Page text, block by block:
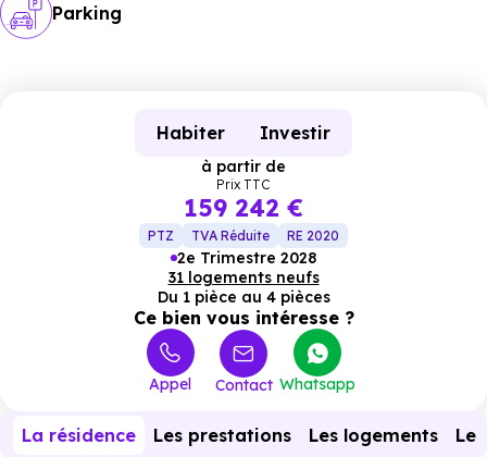
Parking
Habiter Investir
à partir de
Prix TTC
159 242 €
PTZ TVA Réduite RE 2020
2e Trimestre 2028
31 logements neufs
Du 1 pièce au 4 pièces
Ce bien vous intéresse ?
Appel Contact Whatsapp
La résidence Les prestations Les logements Le